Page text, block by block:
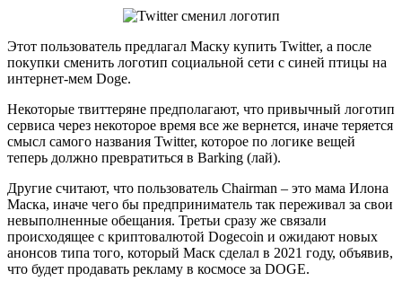
Этот пользователь предлагал Маску купить Twitter, а после
покупки сменить логотип социальной сети с синей птицы на
интернет-мем Doge.
Некоторые твиттеряне предполагают, что привычный логотип
сервиса через некоторое время все же вернется, иначе теряется
смысл самого названия Twitter, которое по логике вещей
теперь должно превратиться в Barking (лай).
Другие считают, что пользователь Chairman – это мама Илона
Маска, иначе чего бы предприниматель так переживал за свои
невыполненные обещания. Третьи сразу же связали
происходящее с криптовалютой Dogecoin и ожидают новых
анонсов типа того, который Маск сделал в 2021 году, объявив,
что будет продавать рекламу в космосе за DOGE.